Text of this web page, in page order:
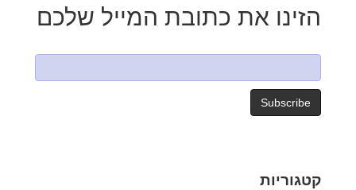
הזינו את כתובת המייל שלכם
קטגוריות